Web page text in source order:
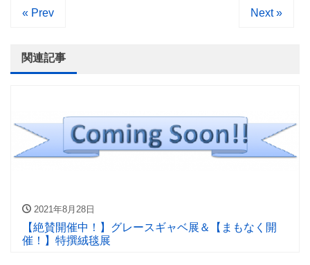
« Prev Next »
関連記事
2021年8月28日
【絶賛開催中！】グレースギャベ展＆【まもなく開
催！】特撰絨毯展